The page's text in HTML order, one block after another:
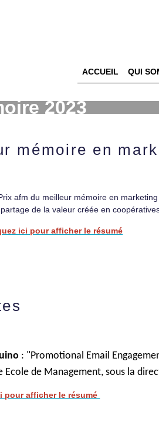
ACCUEIL QUI
2023
mémoire en
afm du meilleur mémoire en
de la valeur créée en
ici pour afficher le résumé
: "Promotional Email
Ecole de Management, sous la
pour afficher le résumé